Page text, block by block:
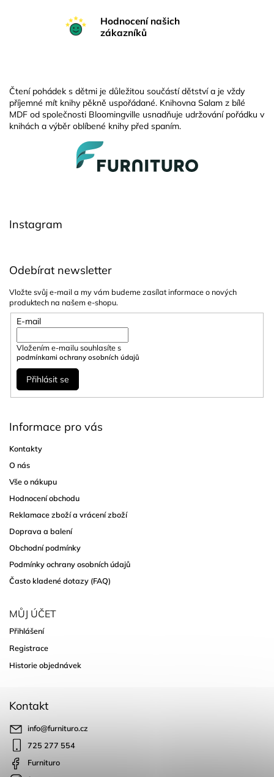
Hodnocení našich
zákazníků
Čtení pohádek s dětmi je důležitou součástí dětství a je vždy
příjemné mít knihy pěkně uspořádané. Knihovna Salam z bílé
MDF od společnosti Bloomingville usnadňuje udržování pořádku v
knihách a výběr oblíbené knihy před spaním.
Instagram
Odebírat newsletter
Vložte svůj e-mail a my vám budeme zasílat informace o nových
produktech na našem e-shopu.
E-mail
Vložením e-mailu souhlasíte s
podmínkami ochrany osobních údajů
Přihlásit se
Informace pro vás
Kontakty
O nás
Vše o nákupu
Hodnocení obchodu
Reklamace zboží a vrácení zboží
Doprava a balení
Obchodní podmínky
Podmínky ochrany osobních údajů
Často kladené dotazy (FAQ)
MŮJ ÚČET
Přihlášení
Registrace
Historie objednávek
Kontakt
info@furnituro.cz
725 277 554
Furnituro